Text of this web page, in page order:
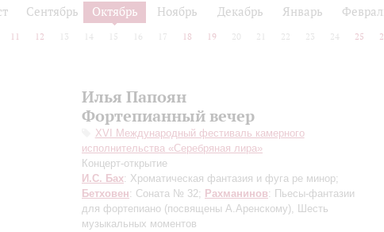
Сентябрь Октябрь Ноябрь Декабрь Январь
11 12 13 14 15 16 17 18 19 20 21 22 23 24 25
Илья Папоян
Фортепианный вечер
XVI Международный фестиваль камерного
исполнительства «Серебряная лира»
Концерт-открытие
И.С. Бах: Хроматическая фантазия и фуга ре минор;
Бетховен: Соната № 32; Рахманинов: Пьесы-фантазии
для фортепиано (посвящены А.Аренскому), Шесть
музыкальных моментов